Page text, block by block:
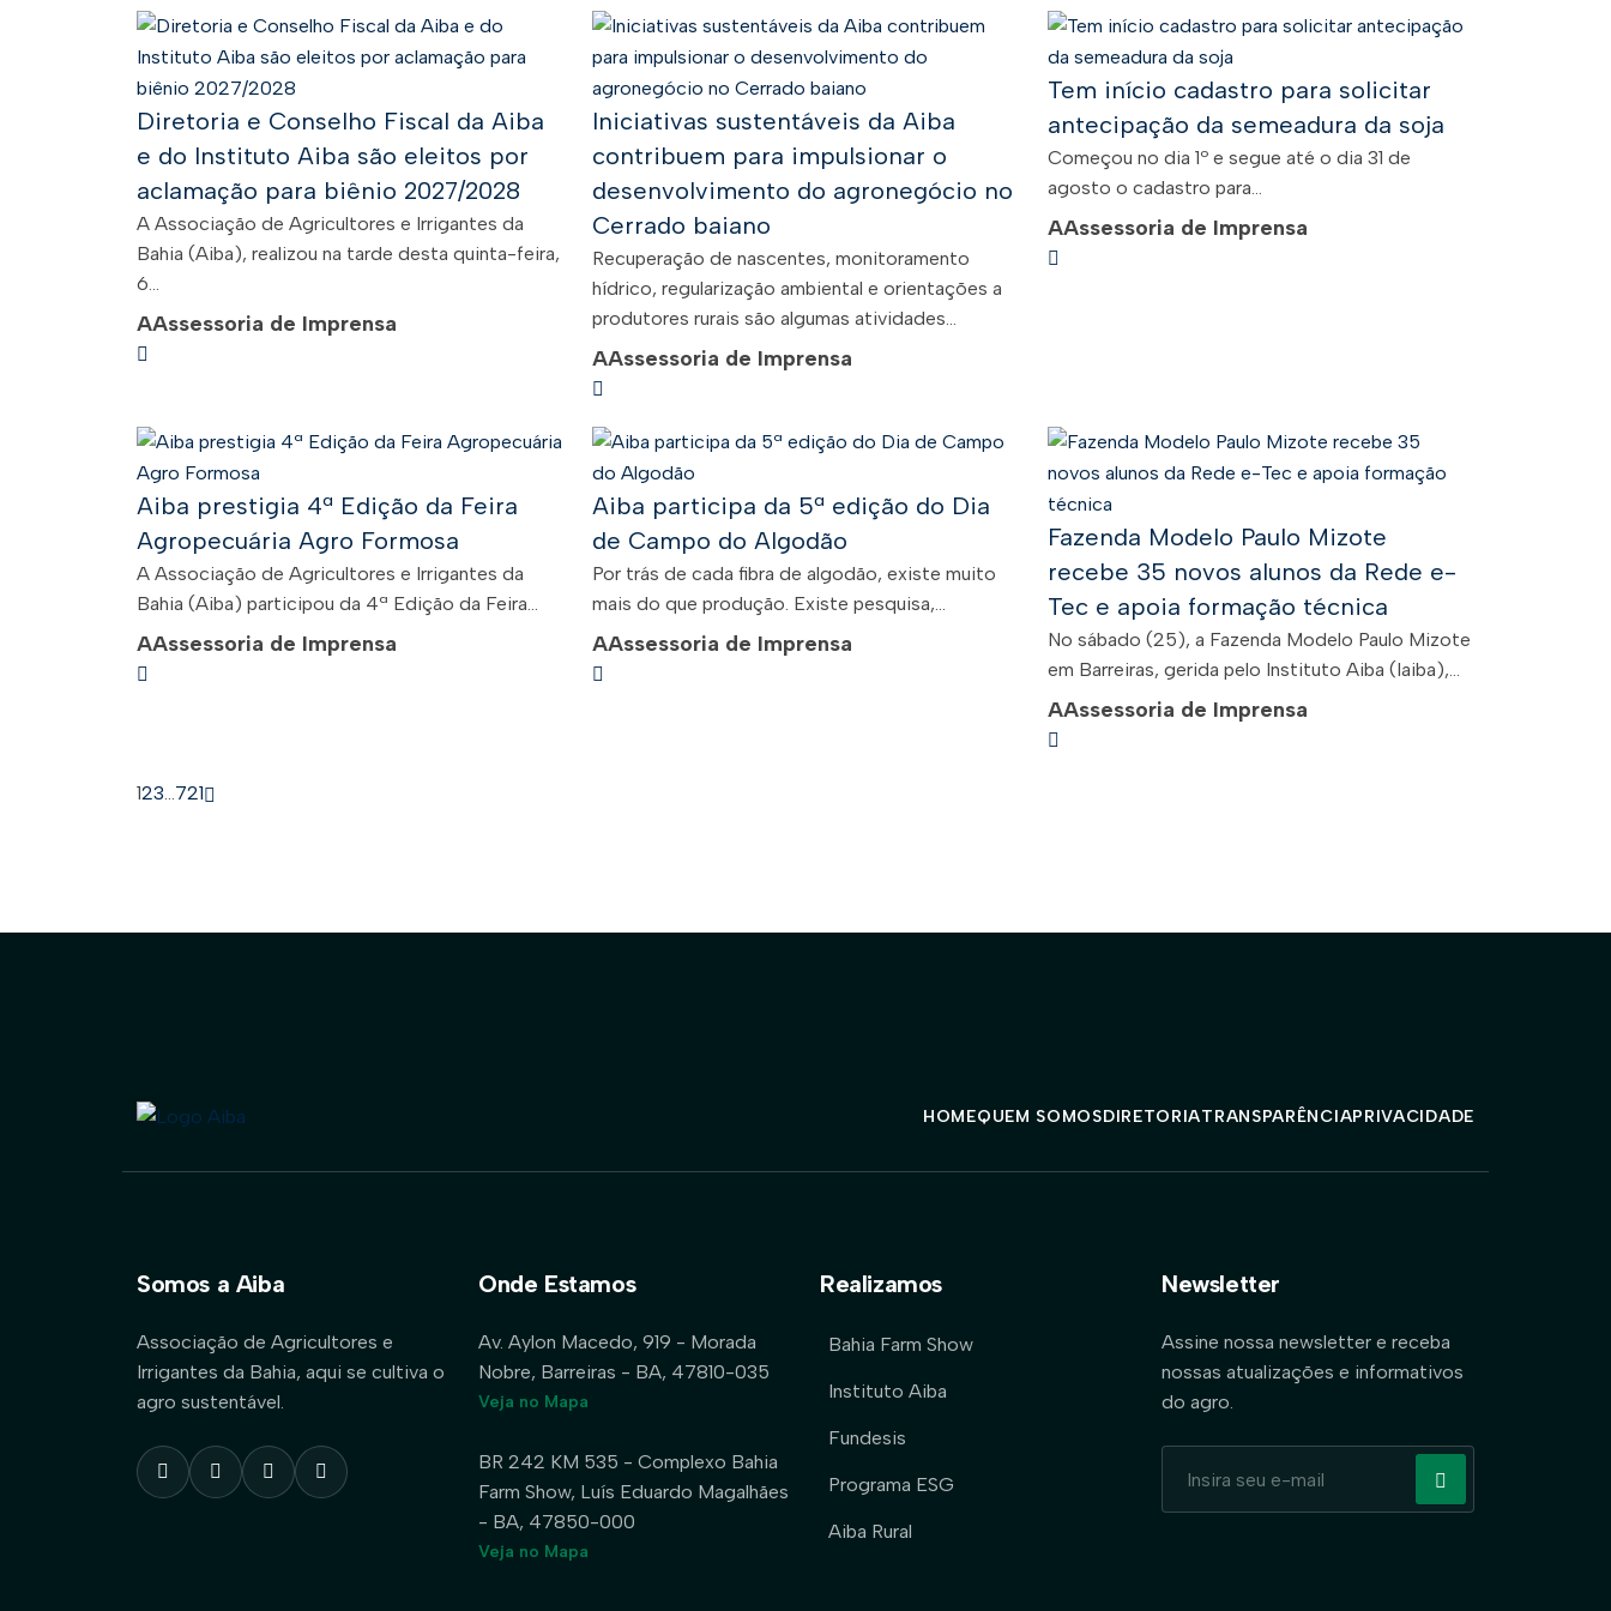
Diretoria e Conselho Fiscal da Aiba
e do Instituto Aiba são eleitos por
aclamação para biênio 2027/2028
A Associação de Agricultores e Irrigantes da
Bahia (Aiba), realizou na tarde desta quinta-feira,
6...
AAssessoria de Imprensa
Iniciativas sustentáveis da Aiba
contribuem para impulsionar o
desenvolvimento do agronegócio no
Cerrado baiano
Recuperação de nascentes, monitoramento
hídrico, regularização ambiental e orientações a
produtores rurais são algumas atividades...
AAssessoria de Imprensa
Tem início cadastro para solicitar
antecipação da semeadura da soja
Começou no dia 1º e segue até o dia 31 de
agosto o cadastro para...
AAssessoria de Imprensa
Aiba prestigia 4ª Edição da Feira
Agropecuária Agro Formosa
A Associação de Agricultores e Irrigantes da
Bahia (Aiba) participou da 4ª Edição da Feira...
AAssessoria de Imprensa
Aiba participa da 5ª edição do Dia
de Campo do Algodão
Por trás de cada fibra de algodão, existe muito
mais do que produção. Existe pesquisa,...
AAssessoria de Imprensa
Fazenda Modelo Paulo Mizote
recebe 35 novos alunos da Rede e-
Tec e apoia formação técnica
No sábado (25), a Fazenda Modelo Paulo Mizote
em Barreiras, gerida pelo Instituto Aiba (Iaiba),...
AAssessoria de Imprensa
123…721
HOMEQUEM SOMOSDIRETORIATRANSPARÊNCIAPRIVACIDADE
Somos a Aiba
Associação de Agricultores e
Irrigantes da Bahia, aqui se cultiva o
agro sustentável.
Onde Estamos
Av. Aylon Macedo, 919 - Morada
Nobre, Barreiras - BA, 47810-035
Veja no Mapa
BR 242 KM 535 - Complexo Bahia
Farm Show, Luís Eduardo Magalhães
- BA, 47850-000
Veja no Mapa
Realizamos
Bahia Farm Show
Instituto Aiba
Fundesis
Programa ESG
Aiba Rural
Newsletter
Assine nossa newsletter e receba
nossas atualizações e informativos
do agro.